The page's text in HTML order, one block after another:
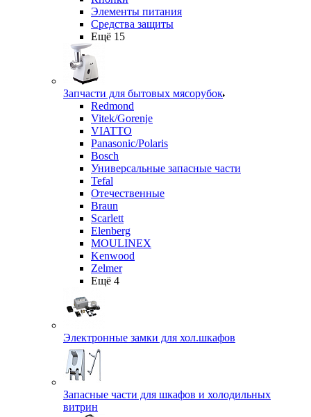
Элементы питания
Средства защиты
Ещё 15
Запчасти для бытовых мясорубок
Redmond
Vitek/Gorenje
VIATTO
Panasonic/Polaris
Bosch
Универсальные запасные части
Tefal
Отечественные
Braun
Scarlett
Elenberg
MOULINEX
Kenwood
Zelmer
Ещё 4
Электронные замки для хол.шкафов
Запасные части для шкафов и холодильных
витрин